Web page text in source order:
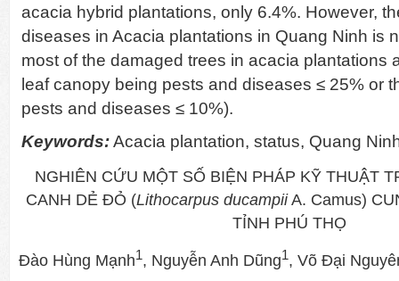
acacia hybrid plantations, only 6.4%. However,
diseases in Acacia plantations in Quang Ninh is
most of the damaged trees in acacia plantations
leaf canopy being pests and diseases ≤ 25% or
pests and diseases ≤ 10%).
Keywords:Acacia plantation, status, Quang
NGHIÊN CỨU MỘT SỐ BIỆN PHÁP KỸ THUẬT
CANH DẺ ĐỎ (Lithocarpus ducampiiA. Camus)
TỈNH PHÚ THỌ
Đào Hùng Mạnh1, Nguyễn Anh Dũng1, Võ Đại